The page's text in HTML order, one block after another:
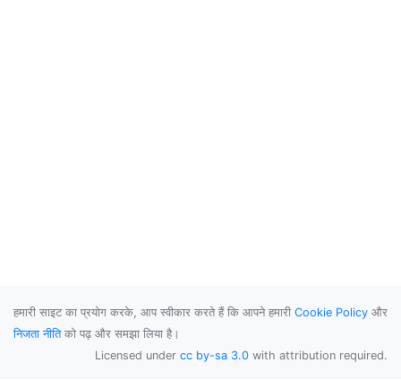
हमारी साइट का प्रयोग करके, आप स्वीकार करते हैं कि आपने हमारी Cookie Policy और
निजता नीतिको पढ़ और समझा लिया है।
Licensed under cc by-sa 3.0 with attribution required.